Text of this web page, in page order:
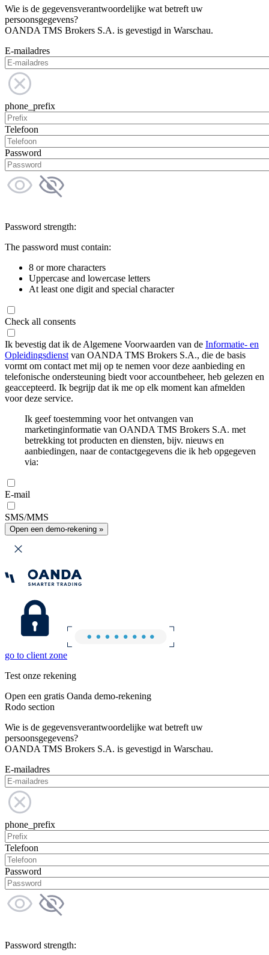
Wie is de gegevensverantwoordelijke wat betreft uw
persoonsgegevens?
OANDA TMS Brokers S.A. is gevestigd in Warschau.
E-mailadres
phone_prefix
Telefoon
Password
Password strength:
The password must contain:
8 or more characters
Uppercase and lowercase letters
At least one digit and special character
Check all consents
Ik bevestig dat ik de Algemene Voorwaarden van de Informatie- en
Opleidingsdienst van OANDA TMS Brokers S.A., die de basis
vormt om contact met mij op te nemen voor deze aanbieding en
telefonische ondersteuning biedt voor accountbeheer, heb gelezen en
geaccepteerd. Ik begrijp dat ik me op elk moment kan afmelden
voor deze service.
Ik geef toestemming voor het ontvangen van
marketinginformatie van OANDA TMS Brokers S.A. met
betrekking tot producten en diensten, bijv. nieuws en
aanbiedingen, naar de contactgegevens die ik heb opgegeven
via:
E-mail
SMS/MMS
Open een demo-rekening »
go to client zone
Test onze rekening
Open een gratis Oanda demo-rekening
Rodo section
Wie is de gegevensverantwoordelijke wat betreft uw
persoonsgegevens?
OANDA TMS Brokers S.A. is gevestigd in Warschau.
E-mailadres
phone_prefix
Telefoon
Password
Password strength: